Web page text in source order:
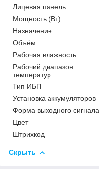
Лицевая панель
Мощность (Bт)
Назначение
Объём
Рабочая влажность
Рабочий диапазон
температур
Тип ИБП
Установка аккумуляторов
Форма выходного сигнала
Цвет
Штрихкод
Скрыть